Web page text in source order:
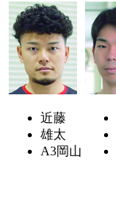
近藤
雄太
A3岡山